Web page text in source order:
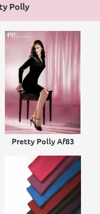
Polly
Pretty Polly Af83